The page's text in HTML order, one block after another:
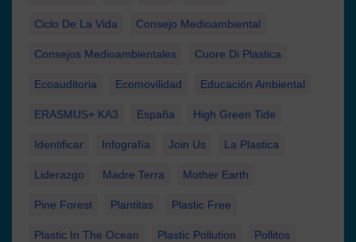
Ciclo De La Vida Consejo Medioambiental
Consejos Medioambientales Cuore Di Plastica
Ecoauditoria Ecomovilidad Educación Ambiental
ERASMUS+ KA3 España High Green Tide
Identificar Infografía Join Us La Plastica
Liderazgo Madre Terra Mother Earth
Pine Forest Plantitas Plastic Free
Plastic In The Ocean Plastic Pollution Pollitos